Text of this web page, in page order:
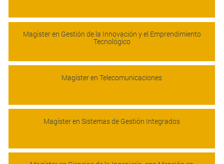
Magíster en Gestión de la Innovación y el Emprendimiento
Tecnológico
Magíster en Telecomunicaciones
Magíster en Sistemas de Gestión Integrados